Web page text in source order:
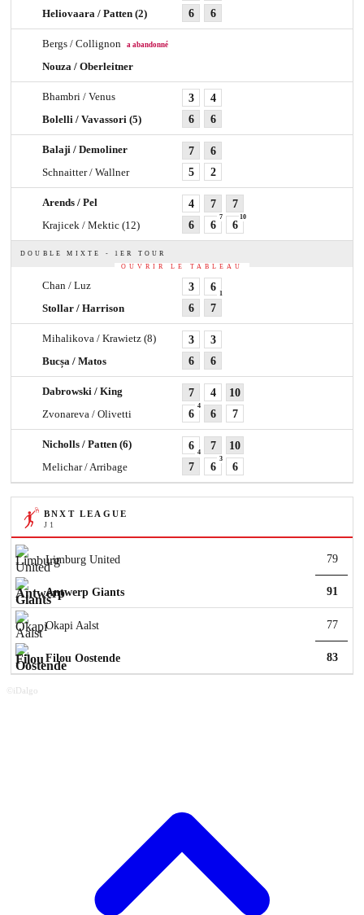
Heliovaara / Patten (2) 6 6
Bergs / Collignon a abandonné
Nouza / Oberleitner
Bhambri / Venus
Bolelli / Vavassori (5)
3
6
4
6
Balaji / Demoliner
Schnaitter / Wallner
7
5
6
2
Arends / Pel
Krajicek / Mektic (12)
4
6
7
6
7
7
6
10
DOUBLE MIXTE - 1ER TOUR
OUVRIR LE TABLEAU
Chan / Luz
Stollar / Harrison
3
6
6
1
7
Mihalikova / Krawietz (8)
Bucșa / Matos
3
6
3
6
Dabrowski / King
Zvonareva / Olivetti
7
6
4
4
6
10
7
Nicholls / Patten (6)
Melichar / Arribage
6
4
7
7
6
3
10
6
BNXT LEAGUE
J 1
Limburg United 79
91
Antwerp Giants
Okapi Aalst 77
83
Filou Oostende
©iDalgo